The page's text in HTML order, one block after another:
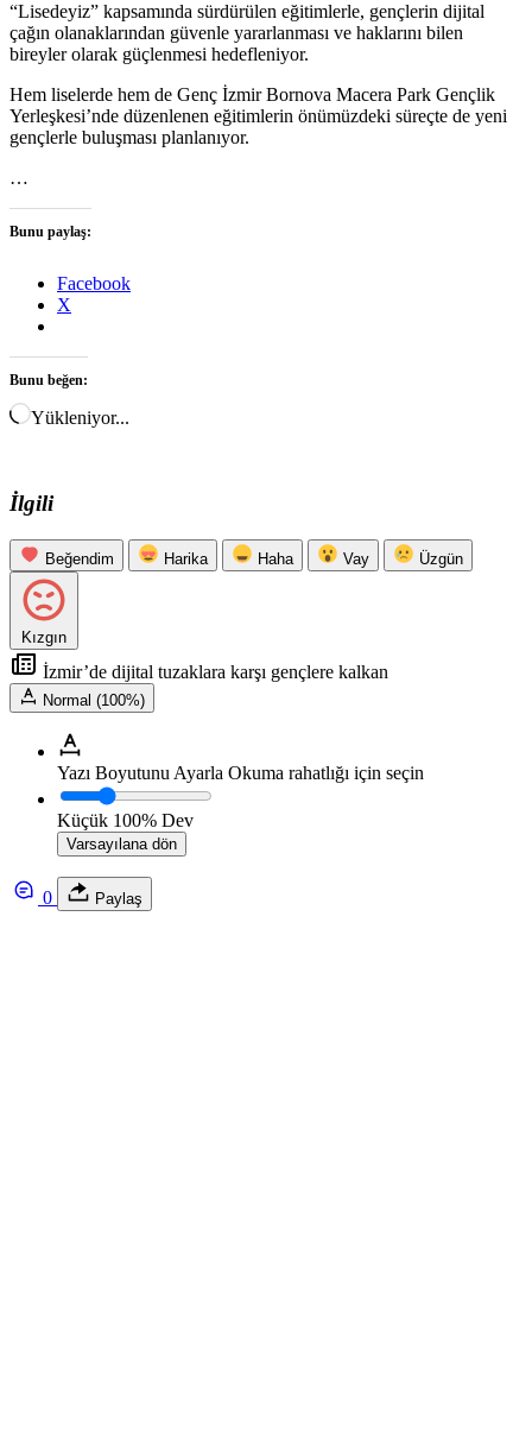
“Lisedeyiz” kapsamında sürdürülen eğitimlerle, gençlerin dijital
çağın olanaklarından güvenle yararlanması ve haklarını bilen
bireyler olarak güçlenmesi hedefleniyor.
Hem liselerde hem de Genç İzmir Bornova Macera Park Gençlik
Yerleşkesi’nde düzenlenen eğitimlerin önümüzdeki süreçte de yeni
gençlerle buluşması planlanıyor.
…
Bunu paylaş:
Facebook
X
Bunu beğen:
Yükleniyor...
İlgili
Beğendim Harika Haha Vay Üzgün
Kızgın
İzmir’de dijital tuzaklara karşı gençlere kalkan
Normal (100%)
Yazı Boyutunu Ayarla Okuma rahatlığı için seçin
Küçük 100% Dev
Varsayılana dön
0 Paylaş